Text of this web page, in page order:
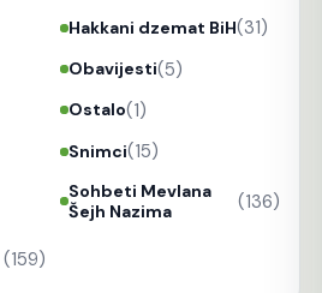
Hakkani dzemat BiH(31)
Obavijesti(5)
Ostalo(1)
Snimci(15)
Sohbeti Mevlana
Šejh Nazima
(136)
(159)